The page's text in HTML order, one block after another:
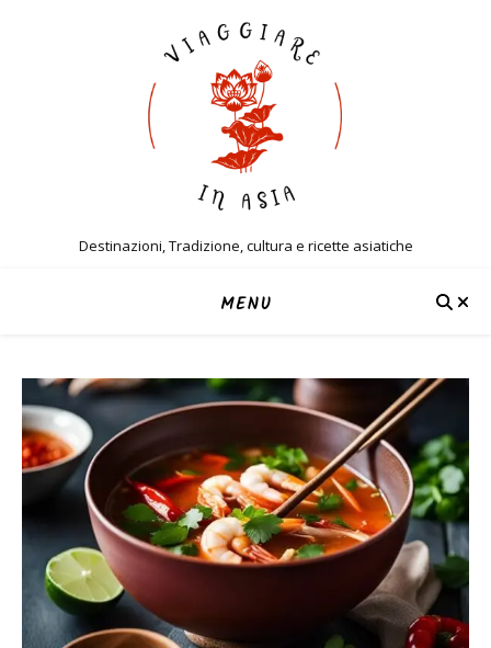
Destinazioni, Tradizione, cultura e ricette asiatiche
MENU